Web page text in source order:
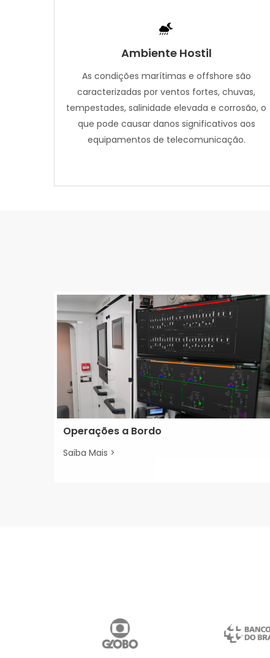
Ambiente Hostil
As condições marítimas e offshore são
caracterizadas por ventos fortes, chuvas,
tempestades, salinidade elevada e corrosão, o
que pode causar danos significativos aos
equipamentos de telecomunicação.
Operações a Bordo
Saiba Mais >